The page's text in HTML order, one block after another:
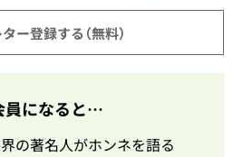
ー登録する（無料）
員になると…
の著名人がホンネを語る